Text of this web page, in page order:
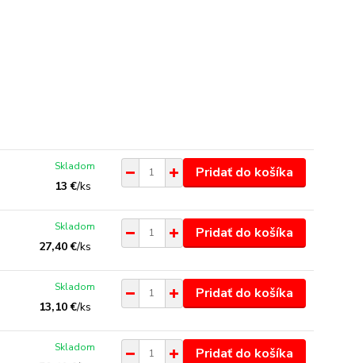
13 €/ks
Skladom Pridať do košíka
27,40 €/ks
Skladom Pridať do košíka
13,10 €/ks
Skladom Pridať do košíka
Skladom Pridať do košíka